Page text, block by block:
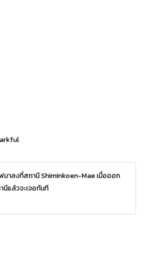
มาลงที่สถานี Shiminkoen-Mae เมื่อออก
นีแล้วจะเจอทันที